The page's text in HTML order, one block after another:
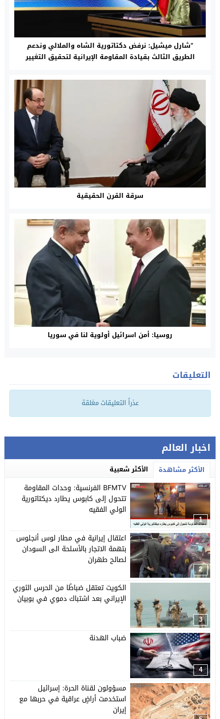
“شارل ميشيل: نرفض دكتاتورية الشاه والملالي وندعم
الطريق الثالث بقيادة المقاومة الإيرانية لتحقيق التغيير
سرقة القرن الحقيقية
روسيا: أمن اسرائيل أولوية لنا في سوريا
التعليقات
عذراً التعليقات مغلقة
اخبار العالم
الأكثر مشاهدة الأكثر شعبية
1
BFMTV الفرنسية: وحدات المقاومة
تتحول إلى كابوس يطارد ديكتاتورية
الولي الفقيه
2
اعتقال إيرانية في مطار لوس أنجلوس
بتهمة الاتجار بالأسلحة الى السودان
لصالح طهران
3
الكويت تعتقل ضباطًا من الحرس الثوري
الإيراني بعد اشتباك دموي في بوبيان
4
ضباب الهدنة
مسؤولون لقناة الحرة: إسرائيل
استخدمت أراضٍ عراقية في حربها مع
إيران